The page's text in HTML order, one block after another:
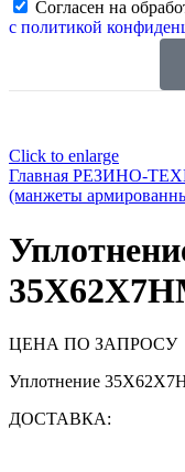
Согласен на
с политикой
Click to enlarge
Главная РЕЗИНО-
(манжеты
ЦЕНА ПО ЗАПРОСУ
Уплотнение
ДОСТАВКА: